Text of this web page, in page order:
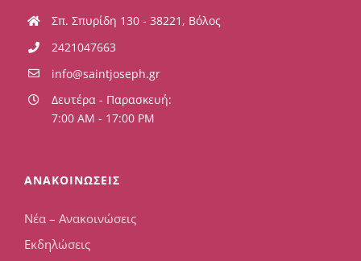
Σπ. Σπυρίδη 130 - 38221, Βόλος
2421047663
info@saintjoseph.gr
Δευτέρα - Παρασκευή:
7:00 AM - 17:00 PM
ΑΝΑΚΟΙΝΩΣΕΙΣ
Νέα – Ανακοινώσεις
Εκδηλώσεις